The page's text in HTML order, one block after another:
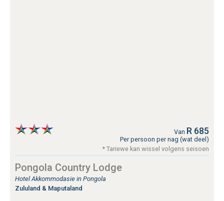
Van R 685
Per persoon per nag (wat deel)
* Tariewe kan wissel volgens seisoen
Pongola Country Lodge
Hotel Akkommodasie in Pongola
Zululand & Maputaland